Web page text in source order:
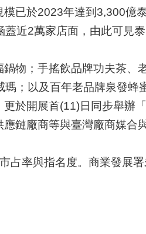
已於2023年達到3,300億
近2萬家店面，由此可見
物；手搖飲品牌功夫茶、
；以及百年老品牌泉發蜂
於開展首(11)日同步舉辦
鏈廠商等與臺灣廠商媒合
占率與指名度。商業發展